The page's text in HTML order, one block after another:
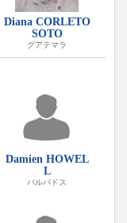
Diana CORLETO
SOTO
グアテマラ
Damien HOWEL
L
バルバドス